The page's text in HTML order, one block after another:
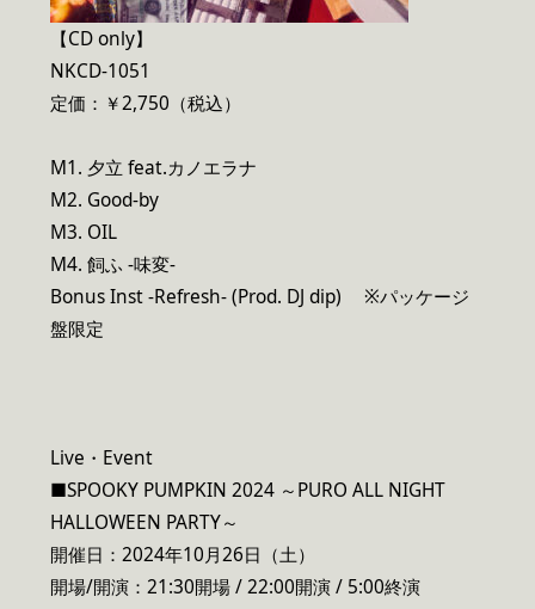
【CD only】
NKCD-1051
定価：￥2,750（税込）
M1. 夕立 feat.カノエラナ
M2. Good-by
M3. OIL
M4. 飼ふ -味変-
Bonus Inst -Refresh- (Prod. DJ dip) ※パッケージ
盤限定
Live・Event
■SPOOKY PUMPKIN 2024 ～PURO ALL NIGHT
HALLOWEEN PARTY～
開催日：2024年10月26日（土）
開場/開演：21:30開場 / 22:00開演 / 5:00終演